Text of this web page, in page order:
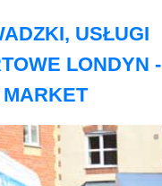
USŁUGI
LONDYN -